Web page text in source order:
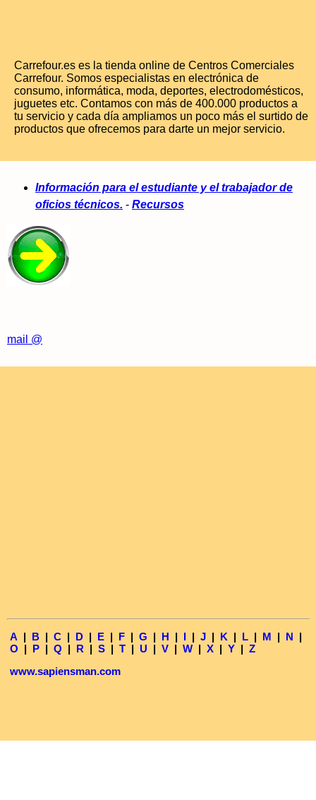
Carrefour.es es la tienda online de Centros Comerciales
Carrefour. Somos especialistas en electrónica de
consumo, informática, moda, deportes, electrodomésticos,
juguetes etc. Contamos con más de 400.000 productos a
tu servicio y cada día ampliamos un poco más el surtido de
productos que ofrecemos para darte un mejor servicio.
Información para el estudiante y el trabajador de
oficios técnicos. - Recursos
mail @
A | B | C | D | E | F | G | H | I | J | K | L | M | N |
O | P | Q | R | S | T | U | V | W | X | Y | Z
www.sapiensman.com